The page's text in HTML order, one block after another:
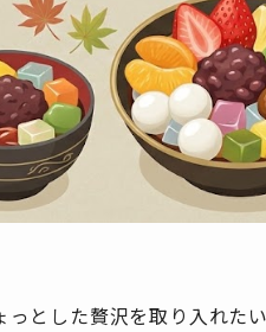
っとした贅沢を取り入れた